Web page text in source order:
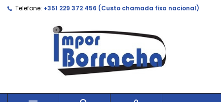
Telefone: +351 229 372 456 (Custo chamada fixa nacional)